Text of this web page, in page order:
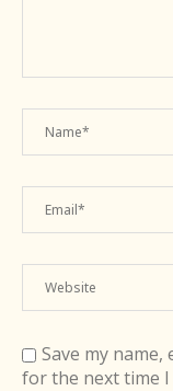
Save my
for the next time I